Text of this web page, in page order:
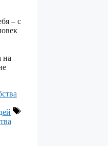
– с
на
Метки